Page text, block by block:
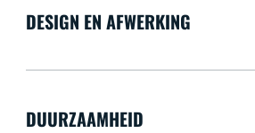
DESIGN EN AFWERKING
DUURZAAMHEID